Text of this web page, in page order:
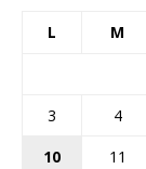
L M
3
4
10
11